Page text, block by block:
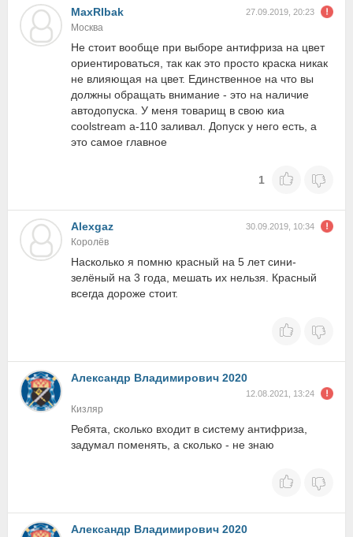
MaxRIbak 27.09.2019, 20:23
Москва
Не стоит вообще при выборе антифриза на цвет
ориентироваться, так как это просто краска никак
не влияющая на цвет. Единственное на что вы
должны обращать внимание - это на наличие
автодопуска. У меня товарищ в свою киа
coolstream а-110 заливал. Допуск у него есть, а
это самое главное
1
Alexgaz 30.09.2019, 10:34
Королёв
Насколько я помню красный на 5 лет сини-
зелёный на 3 года, мешать их нельзя. Красный
всегда дороже стоит.
Александр Владимирович 2020
12.08.2021, 13:24
Кизляр
Ребята, сколько входит в систему антифриза,
задумал поменять, а сколько - не знаю
Александр Владимирович 2020